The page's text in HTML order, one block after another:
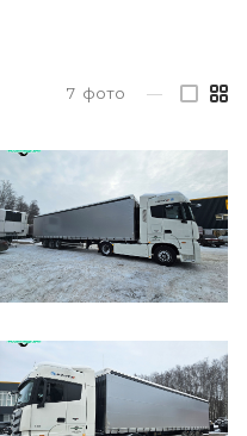
7 фото —